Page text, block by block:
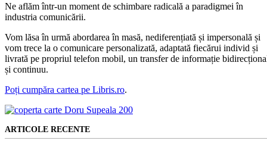
Ne aflăm într-un moment de schimbare radicală a paradigmei în
industria comunicării.
Vom lăsa în urmă abordarea în masă, nediferențiată și impersonală și
vom trece la o comunicare personalizată, adaptată fiecărui individ și
livrată pe propriul telefon mobil, un transfer de informație
și continuu.
Poți cumpăra cartea pe Libris.ro.
ARTICOLE RECENTE